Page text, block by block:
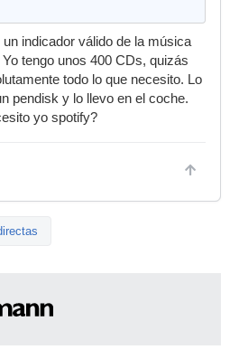
indicador válido de la música
tengo unos 400 CDs, quizás
todo lo que necesito. Lo
pendisk y lo llevo en el coche.
yo spotify?